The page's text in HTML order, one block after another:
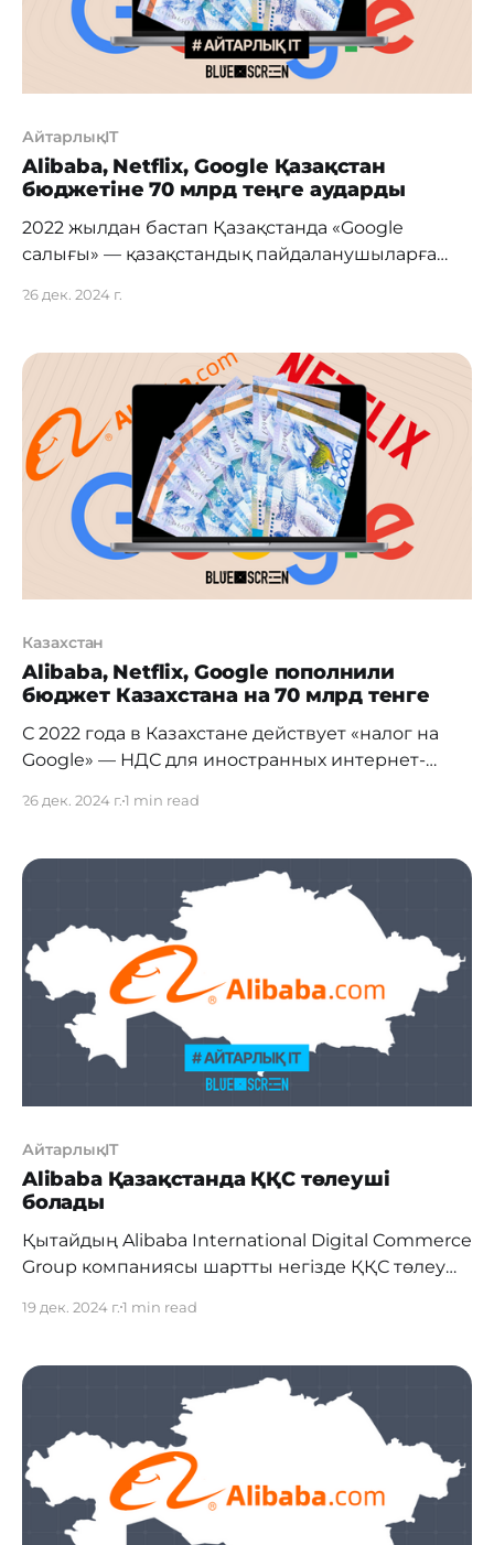
жоспарлап отыр. Бұл қазақстандық
АйтарлықIT
Alibaba, Netflix, Google Қазақстан
бюджетіне 70 млрд теңге аударды
2022 жылдан бастап Қазақстанда «Google
салығы» — қазақстандық пайдаланушыларға
компанияларға қосымша құн салығы (ҚҚС)
Aliexpress, Google, Apple, Netflix, Huawei және
басқа да 98 шетелдік компания тіркелген. Олар
бюджетке жалпы 70 миллиард теңге төледі.
Бақылау шаралары Салықтық міндеттемелердің
орындалуын күшейту мақсатында Салық
кодексіне
26 дек. 2024 г.
Казахстан
Alibaba, Netflix, Google пополнили
бюджет Казахстана на 70 млрд тенге
С 2022 года в Казахстане действует «налог на
Google» — НДС для иностранных интернет-
казахстанским пользователям. Результаты На
98 иностранных компаний, включая Alibaba,
Aliexpress, Google, Apple, Netflix, Huawei и других.
Совокупно они внесли в бюджет 70
миллиардов тенге. Меры контроля Для
усиления контроля за
26 дек. 2024 г.1 min read
АйтарлықIT
Alibaba Қазақстанда ҚҚС төлеуші
болады
Қытайдың Alibaba International Digital Commerce
Group компаниясы шартты негізде ҚҚС төлеуші
компания өкілдері мен Қазақстан
Мемлекеттік кірістер комитеті (МКК)
арасындағы кездесудің нәтижесінде
барысында заңнамадағы соңғы өзгерістер мен
электрондық коммерция саласындағы
салықтық әкімшілендіру ерекшеліктері
талқыланды. “Біз цифрлық экономикадағы
19 дек. 2024 г.1 min read